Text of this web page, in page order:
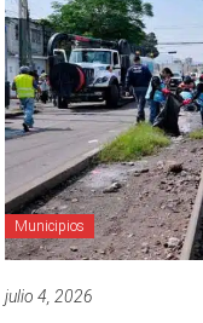
Municipios
julio 4, 2026